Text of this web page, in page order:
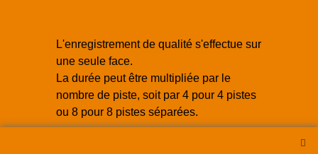
L'enregistrement de qualité s'effectue sur
une seule face.
La durée peut être multipliée par le
nombre de piste, soit par 4 pour 4 pistes
ou 8 pour 8 pistes séparées.